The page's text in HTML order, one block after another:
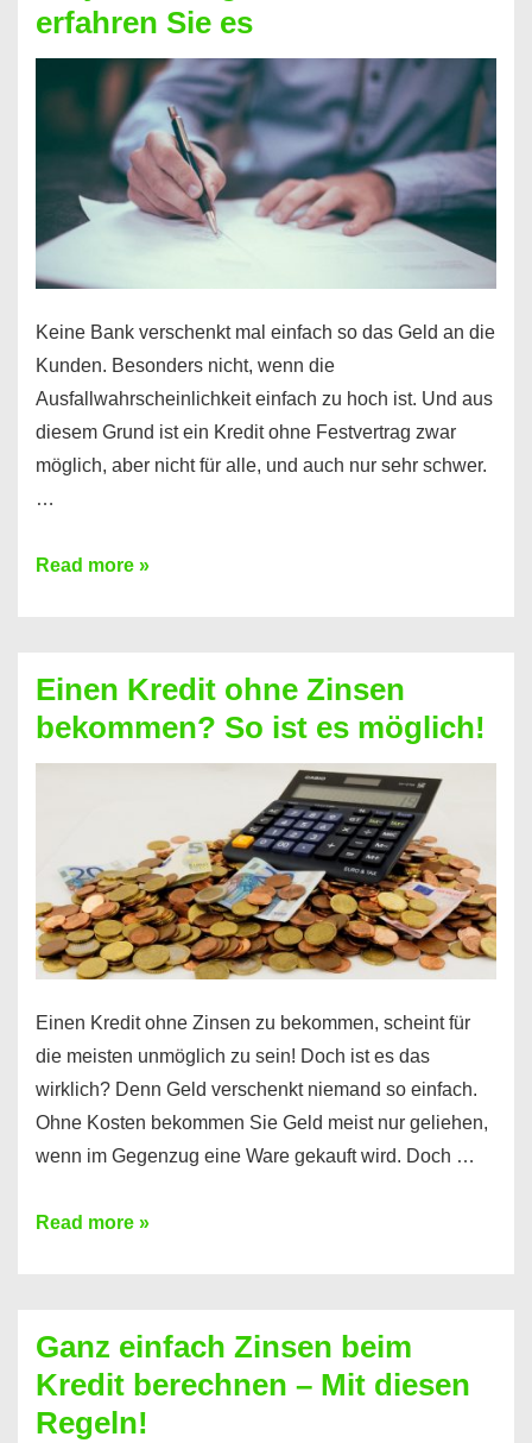
nicht
nur
für
Handy
möglich!
erfahren Sie es
Keine Bank verschenkt mal einfach so das Geld an die
Kunden. Besonders nicht, wenn die
Ausfallwahrscheinlichkeit einfach zu hoch ist. Und aus
diesem Grund ist ein Kredit ohne Festvertrag zwar
möglich, aber nicht für alle, und auch nur sehr schwer.
…
Ist
Festvertrag
für
jeden
erfahren
Sie
es
Read more »
Einen Kredit ohne Zinsen
bekommen? So ist es möglich!
Einen Kredit ohne Zinsen zu bekommen, scheint für
die meisten unmöglich zu sein! Doch ist es das
wirklich? Denn Geld verschenkt niemand so einfach.
Ohne Kosten bekommen Sie Geld meist nur geliehen,
wenn im Gegenzug eine Ware gekauft wird. Doch …
Einen
bekommen?
So
ist
Read more »
Ganz einfach Zinsen beim
Kredit berechnen – Mit diesen
Regeln!